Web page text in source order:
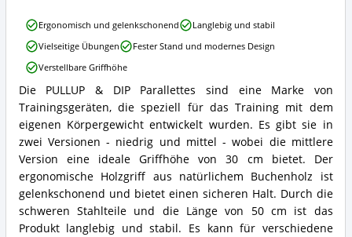
PULLUP
&
DIP
Parallettes
Zusammenfassung:
Was
bietet
Parallettes?
Die PULLUP & DIP Parallettes sind eine Marke von
Trainingsgeräten, die speziell für das Training mit dem
eigenen Körpergewicht entwickelt wurden. Es gibt sie in
zwei Versionen - niedrig und mittel - wobei die mittlere
Version eine ideale Griffhöhe von 30 cm bietet. Der
ergonomische Holzgriff aus natürlichem Buchenholz ist
gelenkschonend und bietet einen sicheren Halt. Durch die
schweren Stahlteile und die Länge von 50 cm ist das
Produkt langlebig und stabil. Es kann für verschiedene
PULLUP
DIP
Parallettes
Vorteile:
Was
spricht
für
Parallettes?
Ergonomisch und gelenkschonend
Langlebig und stabil
Vielseitige Übungen
Fester Stand und modernes Design
Verstellbare Griffhöhe